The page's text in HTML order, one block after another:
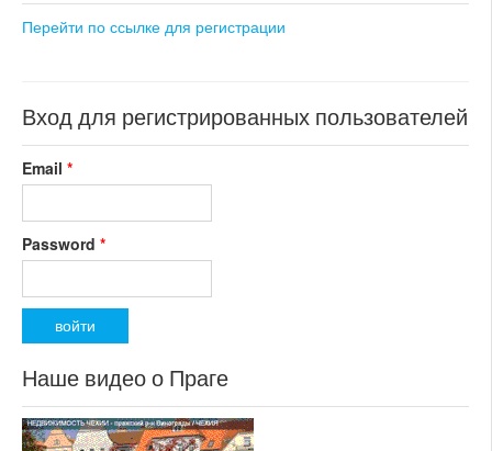
раздел: объекты для
коммерческого использования
Перейти по ссылке для регистрации
Вход для регистрированных пользователей
Email *
Password *
Наше видео о Праге